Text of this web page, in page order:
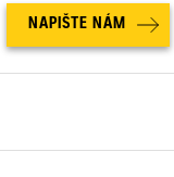
NAPIŠTE NÁM